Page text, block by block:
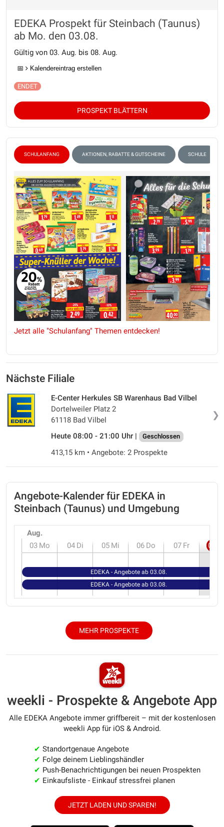
EDEKA Prospekt für Steinbach (Taunus)
ab Mo. den 03.08.
Gültig von 03. Aug. bis 08. Aug.
📅 Kalendereintrag erstellen
PROSPEKT BLÄTTERN
SCHULANFANG AKTIONEN, RABATTE & GUTSCHEINE SCHULE
Jetzt alle "Schulanfang" Themen entdecken!
Nächste Filiale
❯
E-Center Herkules SB Warenhaus Bad Vilbel
Dortelweiler Platz 2
61118 Bad Vilbel
Heute 08:00 - 21:00 Uhr |
Geschlossen
413,15 km • Angebote: 2 Prospekte
Angebote-Kalender für EDEKA in
Steinbach (Taunus) und Umgebung
Aug.
03 Mo 04 Di 05 Mi 06 Do 07 Fr 08
EDEKA - Angebote ab 03.08.
EDEKA - Angebote ab 03.08.
MEHR PROSPEKTE
weekli - Prospekte & Angebote App
Alle EDEKA Angebote immer griffbereit – mit der kostenlosen
weekli App für iOS & Android.
✔ Standortgenaue Angebote
✔ Folge deinem Lieblingshändler
✔ Push-Benachrichtigungen bei neuen Prospekten
✔ Einkaufsliste - Einkauf stressfrei planen
JETZT LADEN UND SPAREN!